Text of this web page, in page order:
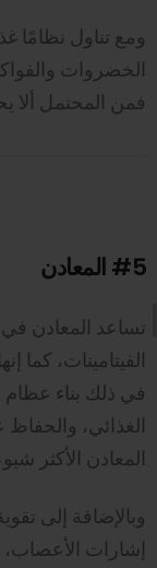
ومع تناول نظامًا
الخضروات
فمن المحتمل ألا
#5 المعادن
تساعد المعادن
الفيتامينات،
في ذلك بناء عظام
الغذائي،
المعادن الأكثر
وبالإضافة إلى
إشارات